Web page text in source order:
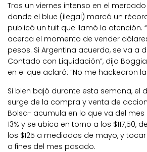
Tras un viernes intenso en el
donde el blue (ilegal) marcó un
publicó un tuit que llamó la atención.
acerca el momento de vender
pesos. Si Argentina acuerda, se va a
Contado con Liquidación”, dijo
en el que aclaró: “No me hackearon
Si bien bajó durante esta semana, el
surge de la compra y venta de
Bolsa- acumula en lo que va del
13% y se ubica en torno a los $117,50,
los $125 a mediados de mayo, y tocar
a fines del mes pasado.